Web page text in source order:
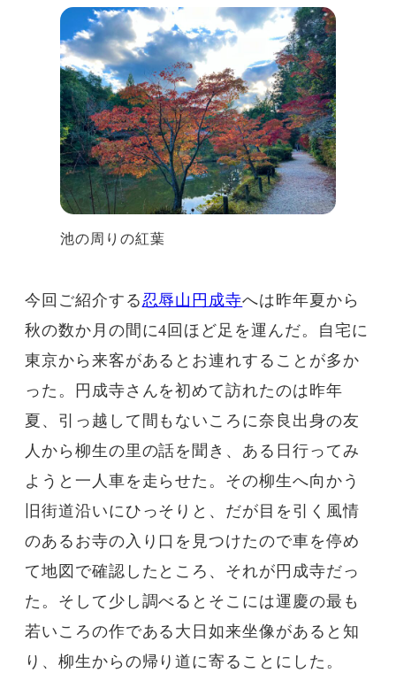
池の周りの紅葉
今回ご紹介する忍辱山円成寺へは昨年夏から
秋の数か月の間に4回ほど足を運んだ。自宅に
東京から来客があるとお連れすることが多か
った。円成寺さんを初めて訪れたのは昨年
夏、引っ越して間もないころに奈良出身の友
人から柳生の里の話を聞き、ある日行ってみ
ようと一人車を走らせた。その柳生へ向かう
旧街道沿いにひっそりと、だが目を引く風情
のあるお寺の入り口を見つけたので車を停め
て地図で確認したところ、それが円成寺だっ
た。そして少し調べるとそこには運慶の最も
若いころの作である大日如来坐像があると知
り、柳生からの帰り道に寄ることにした。